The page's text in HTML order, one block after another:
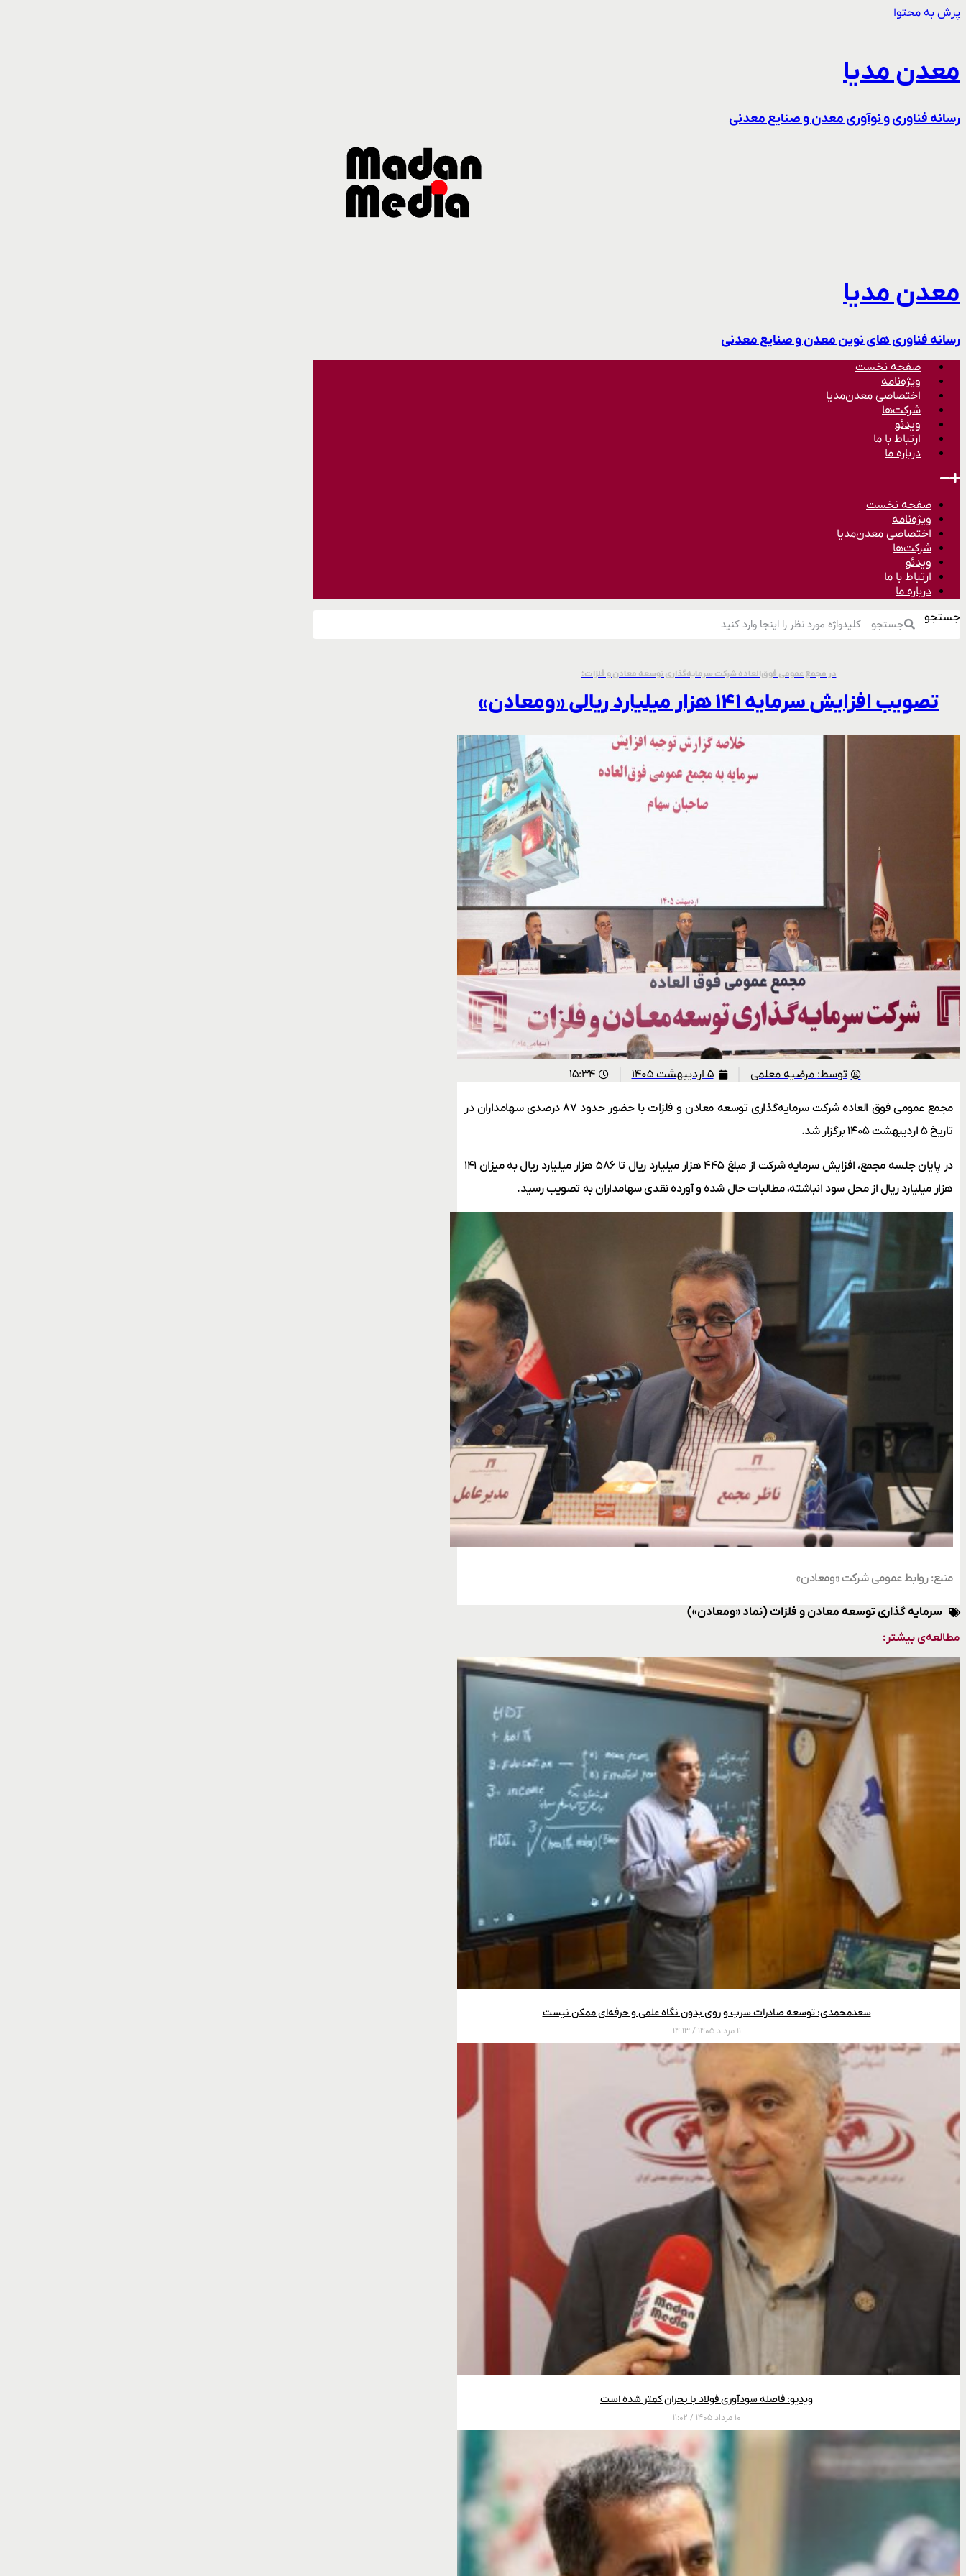
پرش به محتوا
معدن مدیا
رسانه فناوری و نوآوری معدن و صنایع معدنی
معدن مدیا
رسانه فناوری های نوین معدن و صنایع معدنی
صفحه نخست
ویژه‌نامه
اختصاصی معدن‌مدیا
شرکت‌ها
ویدئو
ارتباط با ما
درباره ما
صفحه نخست
ویژه‌نامه
اختصاصی معدن‌مدیا
شرکت‌ها
ویدئو
ارتباط با ما
درباره ما
جستجو
جستجو
در مجمع عمومی فوق‌العاده شرکت سرمايه‌گذاری توسعه معادن و فلزات؛
تصویب افزایش سرمایه ۱۴۱ هزار میلیارد ریالی «ومعادن»
توسط:مرضیه معلمی ۵ اردیبهشت ۱۴۰۵ ۱۵:۳۴
مجمع عمومی فوق العاده شرکت سرمايه‌گذاری توسعه معادن و فلزات با حضور حدود ۸۷ درصدی سهامداران در
تاریخ ۵ اردیبهشت ۱۴۰۵ برگزار شد.
در پایان جلسه مجمع، افزایش سرمایه شرکت از مبلغ ۴۴۵ هزار میلیارد ریال تا ۵۸۶ هزار میلیارد ریال به میزان ۱۴۱
هزار میلیارد ریال از محل سود انباشته، مطالبات حال شده و آورده نقدی سهامداران به تصویب رسید.
منبع: روابط عمومی شرکت «ومعادن»
سرمایه گذاری توسعه معادن و فلزات (نماد «ومعادن»)
مطالعه‌ی بیشتر:
سعدمحمدی: توسعه صادرات سرب و روی بدون نگاه علمی و حرفه‌ای ممکن نیست
۱۱ مرداد ۱۴۰۵ ۱۴:۱۳
ویدیو: فاصله سودآوری فولاد با بحران کمتر شده است
۱۰ مرداد ۱۴۰۵